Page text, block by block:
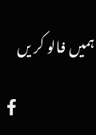
ہمیں فالو کریں